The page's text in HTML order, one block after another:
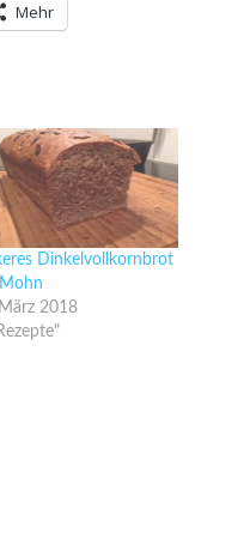
Mehr
Dinkelvollkornbrot
2018